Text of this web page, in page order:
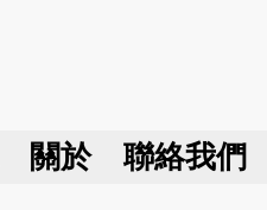
關於 聯絡我們